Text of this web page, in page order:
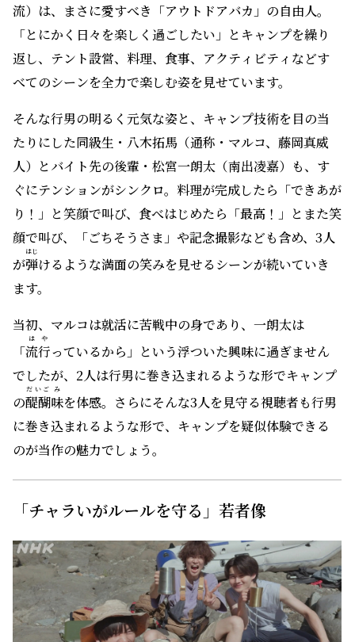
流）は、まさに愛すべき「アウトドアバカ」の自由人。
「とにかく日々を楽しく過ごしたい」とキャンプを繰り
返し、テント設営、料理、食事、アクティビティなどす
べてのシーンを全力で楽しむ姿を見せています。
そんな行男の明るく元気な姿と、キャンプ技術を目の当
たりにした同級生・八木拓馬（通称・マルコ、藤岡真威
人）とバイト先の後輩・松宮一朗太（南出凌嘉）も、す
ぐにテンションがシンクロ。料理が完成したら「できあが
り！」と笑顔で叫び、食べはじめたら「最高！」とまた笑
顔で叫び、「ごちそうさま」や記念撮影なども含め、3人
が弾
はじ
けるような満面の笑みを見せるシーンが続いていき
ます。
当初、マルコは就活に苦戦中の身であり、一朗太は
「流行
はや
っているから」という浮ついた興味に過ぎません
でしたが、2人は行男に巻き込まれるような形でキャンプ
の醍醐
だいご
味
み
を体感。さらにそんな3人を見守る視聴者も行男
に巻き込まれるような形で、キャンプを疑似体験できる
のが当作の魅力でしょう。
「チャラいがルールを守る」若者像